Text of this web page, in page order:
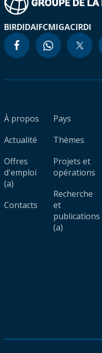
BIRDIDAIFCMIGACIRDI
À propos
Actualité
Offres
d'emploi
(a)
Contacts
Pays
Thèmes
Projets et
opérations
Recherche
et
publications
(a)